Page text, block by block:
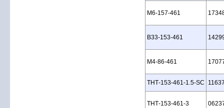
M6‑157‑461
B33‑153‑461
M4‑86‑461
THT‑153‑461‑1.5‑SC
THT‑153‑461‑3